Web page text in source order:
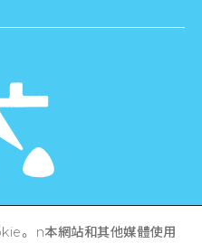
/ Hiroshima City .
。 n本網站和其他媒體使用